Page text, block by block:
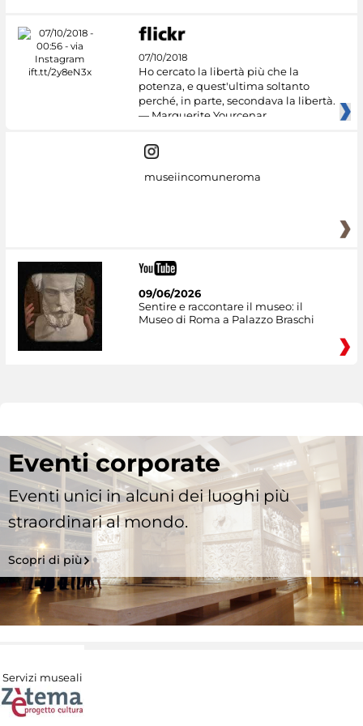
07/10/2018
Ho cercato la libertà più che la
potenza, e quest'ultima soltanto
perché, in parte, secondava la libertà.
— Marguerite Yourcenar
museiincomuneroma
09/06/2026
Sentire e raccontare il museo: il
Museo di Roma a Palazzo Braschi
Eventi corporate
Eventi unici in alcuni dei luoghi più
straordinari al mondo.
Scopri di più
Servizi museali